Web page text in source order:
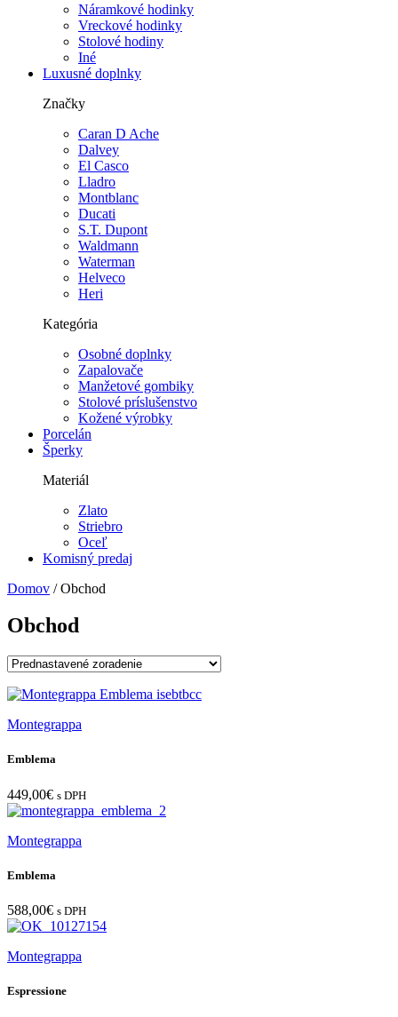
Náramkové hodinky
Vreckové hodinky
Stolové hodiny
Iné
Luxusné doplnky
Značky
Caran D Ache
Dalvey
El Casco
Lladro
Montblanc
Ducati
S.T. Dupont
Waldmann
Waterman
Helveco
Heri
Kategória
Osobné doplnky
Zapalovače
Manžetové gombiky
Stolové príslušenstvo
Kožené výrobky
Porcelán
Šperky
Materiál
Zlato
Striebro
Oceľ
Komisný predaj
Domov / Obchod
Obchod
Montegrappa
Emblema
449,00€ s DPH
Montegrappa
Emblema
588,00€ s DPH
Montegrappa
Espressione